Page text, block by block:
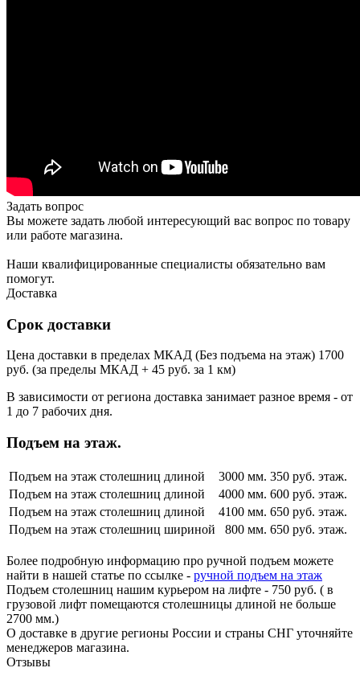
Задать вопрос
Вы можете задать любой интересующий вас вопрос по товару
или работе магазина.
Наши квалифицированные специалисты обязательно вам
помогут.
Доставка
Срок доставки
Цена доставки в пределах МКАД (Без подъема на этаж) 1700
руб. (за пределы МКАД + 45 руб. за 1 км)
В зависимости от региона доставка занимает разное время - от
1 до 7 рабочих дня.
Подъем на этаж.
Подъем на этаж столешниц длиной 3000 мм. 350 руб. этаж.
Подъем на этаж столешниц длиной
4000 мм. 600 руб. этаж.
Подъем на этаж столешниц длиной
4100 мм. 650 руб. этаж.
Подъем на этаж столешниц шириной
800 мм. 650 руб. этаж.
Более подробную информацию про ручной подъем можете
найти в нашей статье по ссылке - ручной подъем на этаж
Подъем столешниц нашим курьером на лифте - 750 руб. ( в
грузовой лифт помещаются столешницы длиной не больше
2700 мм.)
О доставке в другие регионы России и страны СНГ уточняйте
менеджеров магазина.
Отзывы